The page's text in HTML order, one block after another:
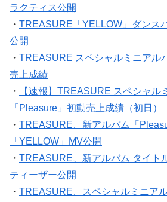
ラクティス公開
・ TREASURE「YELLOW」ダンス
公開
・ TREASURE スペシャルミニアル
売上成績
・
【速報】TREASURE スペシャル
「Pleasure」初動売上成績（初日）
・ TREASURE、新アルバム「
「YELLOW」MV公開
・ TREASURE、新アルバム タイト
ティーザー公開
・ TREASURE、スペシャルミニア